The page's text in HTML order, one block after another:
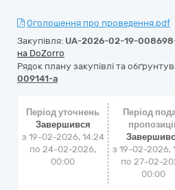
Оголошення про проведення.pdf
Закупівля: UA-2026-02-19-
на DoZorro
Рядок плану закупівлі та
009141-a
Період уточнень
Завершився
з 19-02-2026, 14:24
по 24-02-2026,
00:00
Період
з 19-02-2026,
по 27-02-
00:00